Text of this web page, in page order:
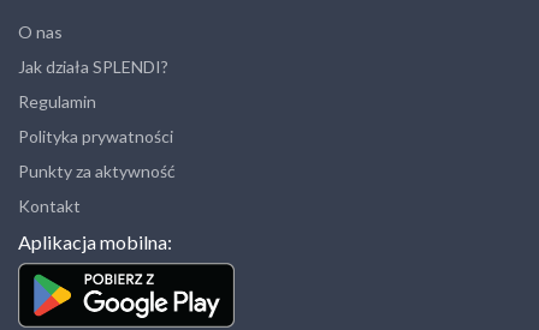
O nas
Jak działa SPLENDI?
Regulamin
Polityka prywatności
Punkty za aktywność
Kontakt
Aplikacja mobilna: